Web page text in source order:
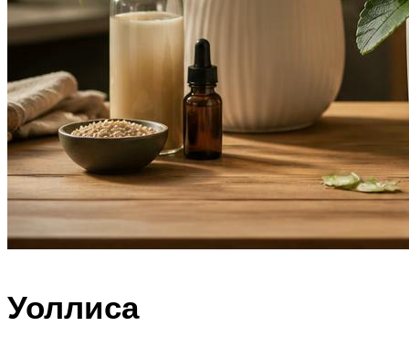
Уоллиса